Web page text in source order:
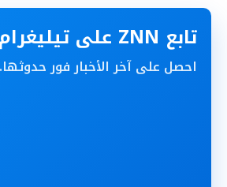
تابع ZNN على تيليغرام
احصل على آخر الأخبار فور حدوثها.